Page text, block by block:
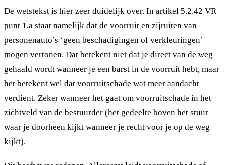
De wetstekst is hier zeer duidelijk over. In artikel 5.2.42 VR
punt 1.a staat namelijk dat de voorruit en zijruiten van
personenauto’s ‘geen beschadigingen of verkleuringen’
mogen vertonen. Dat betekent niet dat je direct van de weg
gehaald wordt wanneer je een barst in de voorruit hebt, maar
het betekent wel dat voorruitschade wat meer aandacht
verdient. Zeker wanneer het gaat om voorruitschade in het
zichtveld van de bestuurder (het gedeelte boven het stuur
waar je doorheen kijkt wanneer je recht voor je op de weg
kijkt).